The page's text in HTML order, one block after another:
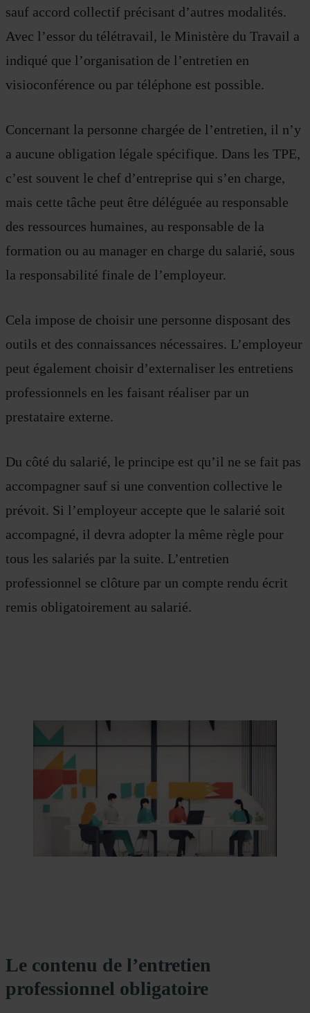
sauf accord collectif précisant d’autres modalités.
Avec l’essor du télétravail, le Ministère du Travail a
indiqué que l’organisation de l’entretien en
visioconférence ou par téléphone est possible.
Concernant la personne chargée de l’entretien, il n’y
a aucune obligation légale spécifique. Dans les TPE,
c’est souvent le chef d’entreprise qui s’en charge,
mais cette tâche peut être déléguée au responsable
des ressources humaines, au responsable de la
formation ou au manager en charge du salarié, sous
la responsabilité finale de l’employeur.
Cela impose de choisir une personne disposant des
outils et des connaissances nécessaires. L’employeur
peut également choisir d’externaliser les entretiens
professionnels en les faisant réaliser par un
prestataire externe.
Du côté du salarié, le principe est qu’il ne se fait pas
accompagner sauf si une convention collective le
prévoit. Si l’employeur accepte que le salarié soit
accompagné, il devra adopter la même règle pour
tous les salariés par la suite. L’entretien
professionnel se clôture par un compte rendu écrit
remis obligatoirement au salarié.
Le contenu de l’entretien
professionnel obligatoire